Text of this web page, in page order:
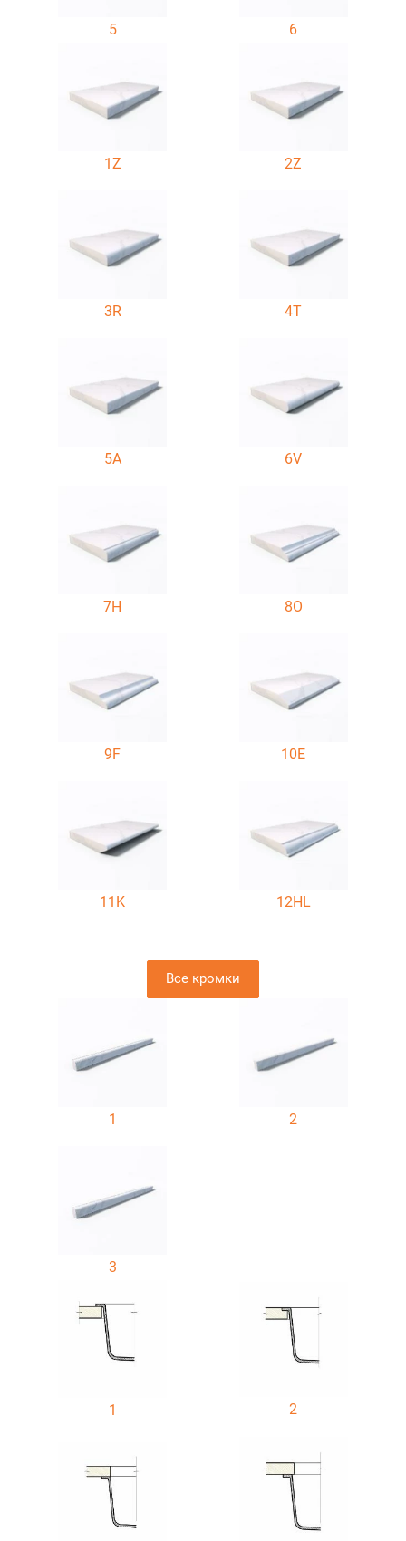
5 6
1Z 2Z
3R 4T
5A 6V
7H 8O
9F 10E
11K 12HL
Все кромки
1 2
3
1 2